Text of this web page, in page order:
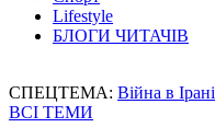
Lifestyle
БЛОГИ ЧИТАЧІВ
СПЕЦТЕМА: Війна в Ірані
ВСІ ТЕМИ